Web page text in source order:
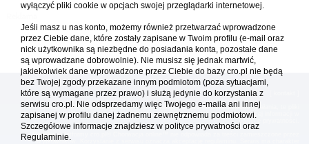
[reklama ] [
Platforma cro.pl© Chorwacja online™ wykorzystuje cookies do prawidłowego działania, te pliki
gromadzą na Twoim komputerze dane ułatwiające korzystanie z serwisu; więcej informacji w
Redakcja platformy cro.pl© Chorwacja online™ nie odpowiada za treści zamieszczone przez
użytkowników. Korzystanie z serwisu oznacza akceptację regulaminu. Serwis ma charakter
wyłączyć pliki cookie w opcjach swojej przeglądarki internetowej.
Jeśli masz u nas konto, możemy również przetwarzać wprowadzone
przez Ciebie dane, które zostały zapisane w Twoim profilu (e-mail oraz
nick użytkownika są niezbędne do posiadania konta, pozostałe dane
są wprowadzane dobrowolnie). Nie musisz się jednak martwić,
jakiekolwiek dane wprowadzone przez Ciebie do bazy cro.pl nie będą
bez Twojej zgody przekazane innym podmiotom (poza sytuacjami,
które są wymagane przez prawo) i służą jedynie do korzystania z
serwisu cro.pl. Nie odsprzedamy więc Twojego e-maila ani innej
zapisanej w profilu danej żadnemu zewnętrznemu podmiotowi.
Szczegółowe informacje znajdziesz w polityce prywatności oraz
Regulaminie.